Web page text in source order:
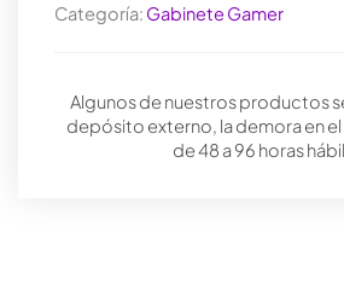
Categoría: Gabinete Gamer
Algunos de nuestros productos
depósito externo, la demora en
de 48 a 96 horas